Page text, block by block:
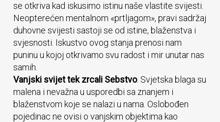
se otkriva kad iskusimo istinu naše vlastite svijesti.
Neopterećen mentalnom «prtljagom», pravi sadržaj
duhovne svijesti sastoji se od istine, blaženstva i
svjesnosti. Iskustvo ovog stanja prenosi nam
puninu u kojoj otkrivamo svu radost i mir unutar nas
samih.
Vanjski svijet tek zrcali Sebstvo. Svjetska blaga su
malena i nevažna u usporedbi sa znanjem i
blaženstvom koje se nalazi u nama. Oslobođen
pojedinac ne ovisi o vanjskim objektima kao